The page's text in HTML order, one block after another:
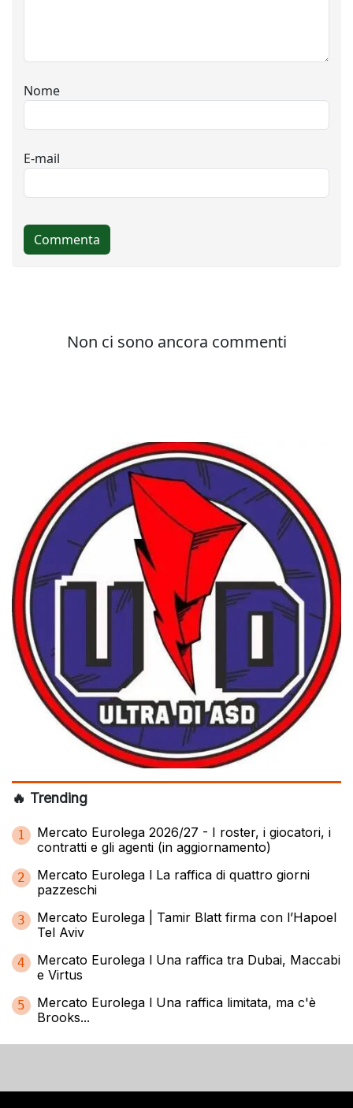
🔥 Trending
1
Mercato Eurolega 2026/27 - I roster, i giocatori, i
contratti e gli agenti (in aggiornamento)
2
Mercato Eurolega l La raffica di quattro giorni
pazzeschi
3
Mercato Eurolega | Tamir Blatt firma con l’Hapoel
Tel Aviv
4
Mercato Eurolega l Una raffica tra Dubai, Maccabi
e Virtus
5
Mercato Eurolega l Una raffica limitata, ma c'è
Brooks...